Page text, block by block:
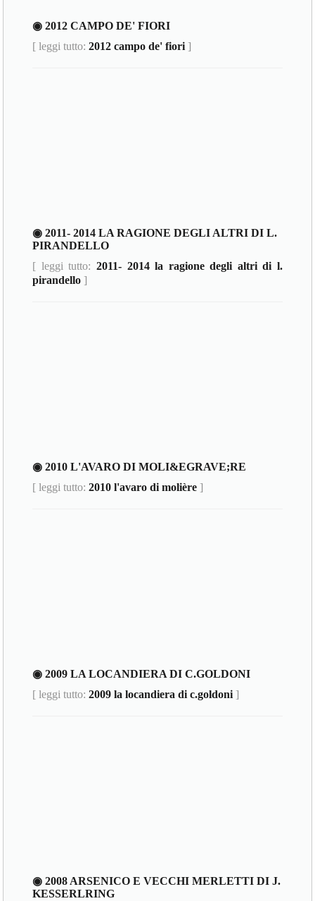
◉ 2012 CAMPO DE' FIORI
[ leggi tutto:2012 campo de' fiori ]
◉ 2011- 2014 LA RAGIONE DEGLI ALTRI DI L.
PIRANDELLO
[ leggi tutto: 2011- 2014 la ragione degli altri di l.
pirandello ]
◉ 2010 L'AVARO DI MOLI&EGRAVE;RE
[ leggi tutto:2010 l'avaro di molière ]
◉ 2009 LA LOCANDIERA DI C.GOLDONI
[ leggi tutto:2009 la locandiera di c.goldoni ]
◉ 2008 ARSENICO E VECCHI MERLETTI DI J.
KESSERLRING